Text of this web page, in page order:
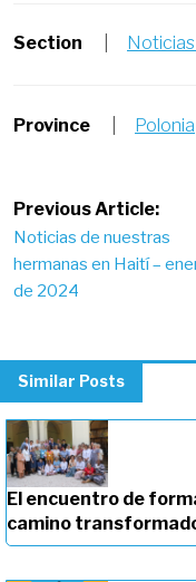
Section
Province Polonia
Post
Previous Article:
Noticias de nuestras
hermanas en Haití –
de 2024
Similar Posts
El encuentro de
camino